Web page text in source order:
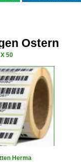
Ostern
50
Herma